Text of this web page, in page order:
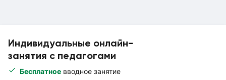
Индивидуальные онлайн-
занятия с педагогами
Бесплатное вводное занятие